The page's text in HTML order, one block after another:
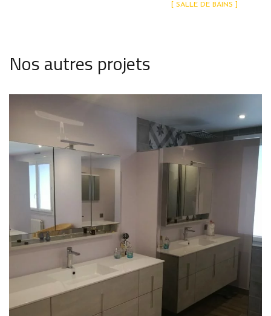
[ SALLE DE BAINS ]
Nos autres projets
Suite parentale à Brison-Saint-Innocent (73)
RANGEMENTS